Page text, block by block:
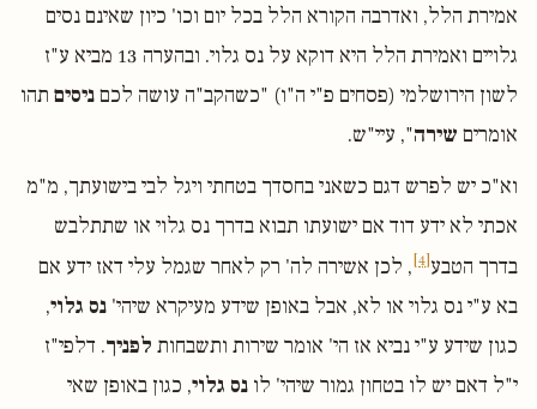
אמירת הלל, ואדרבה הקורא הלל בכל יום וכו' כיון שאינם נסים
גלויים ואמירת הלל היא דוקא על נס גלוי. ובהערה 13 מביא ע"ז
לשון הירושלמי (פסחים פ"י ה"ו) "כשהקב"ה עושה לכםניסים תהו
אומרים שירה", עיי"ש.
וא"כ יש לפרש דגם כשאני בחסדך בטחתי ויגל לבי בישועתך, מ"מ
אכתי לא ידע דוד אם ישועתו תבוא בדרך נס גלוי או שתתלבש
בדרך הטבע[4]
, לכן אשירה לה' רק לאחר שגמל עלי דאז ידע אם
בא ע"י נס גלוי או לא, אבל באופן שידע מעיקרא שיהי' נס גלוי,
כגון שידע ע"י נביא אז הי' אומר שירות ותשבחות לפניך. דלפי"ז
י"ל דאם יש לו בטחון גמור שיהי' לו נס גלוי, כגון באופן שאי